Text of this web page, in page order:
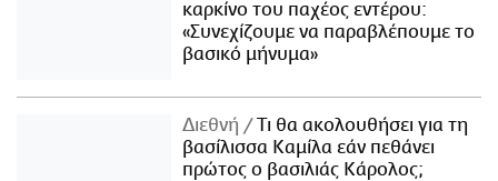
καρκίνο του παχέος εντέρου:
«Συνεχίζουμε να παραβλέπουμε το
βασικό μήνυμα»
Διεθνή
Τι θα ακολουθήσει για τη
βασίλισσα Καμίλα εάν πεθάνει
πρώτος ο βασιλιάς Κάρολος;